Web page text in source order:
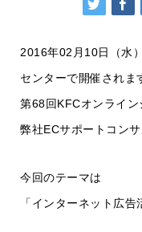
2016年02月10日（水
センターで開催されま
第68回KFCオンライ
弊社ECサポートコン
今回のテーマは
「インターネット広告